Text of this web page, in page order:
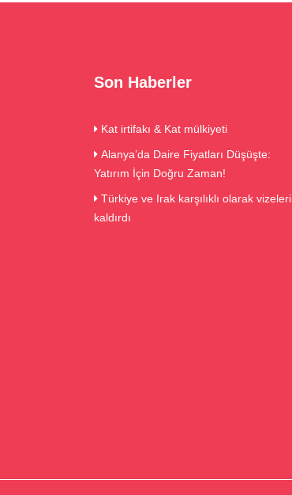
Son Haberler
Kat irtifakı & Kat mülkiyeti
Alanya’da Daire Fiyatları Düşüşte:
Yatırım İçin Doğru Zaman!
Türkiye ve Irak karşılıklı olarak vizeleri
kaldırdı